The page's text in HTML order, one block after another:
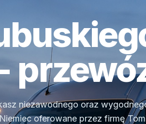
niezawodnego oraz
oferowane przez firmę